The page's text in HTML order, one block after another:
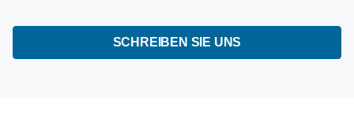
SCHREIBEN SIE UNS